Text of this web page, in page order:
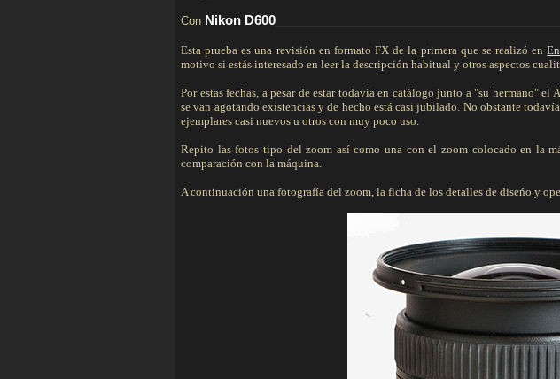
Con Nikon D600
Esta prueba es una revisión en formato FX de la primera que se realizó en
motivo si estás interesado en leer la descripción habitual y otros aspectos
Por estas fechas, a pesar de estar todavía en catálogo junto a "su hermano"
se van agotando existencias y de hecho está casi jubilado. No obstante
ejemplares casi nuevos u otros con muy poco uso.
Repito las fotos tipo del zoom así como una con el zoom colocado en la
comparación con la máquina.
A continuación una fotografía del zoom, la ficha de los detalles de diseńo y